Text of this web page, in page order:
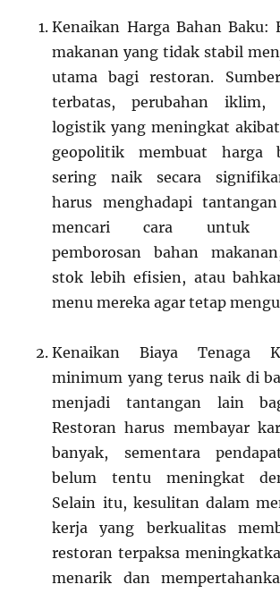
Kenaikan Harga Bahan Baku:
makanan yang tidak stabil
utama bagi restoran.
terbatas, perubahan iklim,
logistik yang meningkat
geopolitik membuat harga
sering naik secara
harus menghadapi
mencari cara untuk
pemborosan bahan
stok lebih efisien, atau
menu mereka agar tetap
Kenaikan Biaya Tenaga
minimum yang terus naik di
menjadi tantangan lain
Restoran harus membayar
banyak, sementara
belum tentu meningkat
Selain itu, kesulitan dalam
kerja yang berkualitas
restoran terpaksa
menarik dan